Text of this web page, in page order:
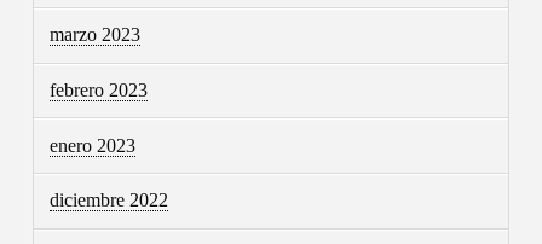
marzo 2023
febrero 2023
enero 2023
diciembre 2022